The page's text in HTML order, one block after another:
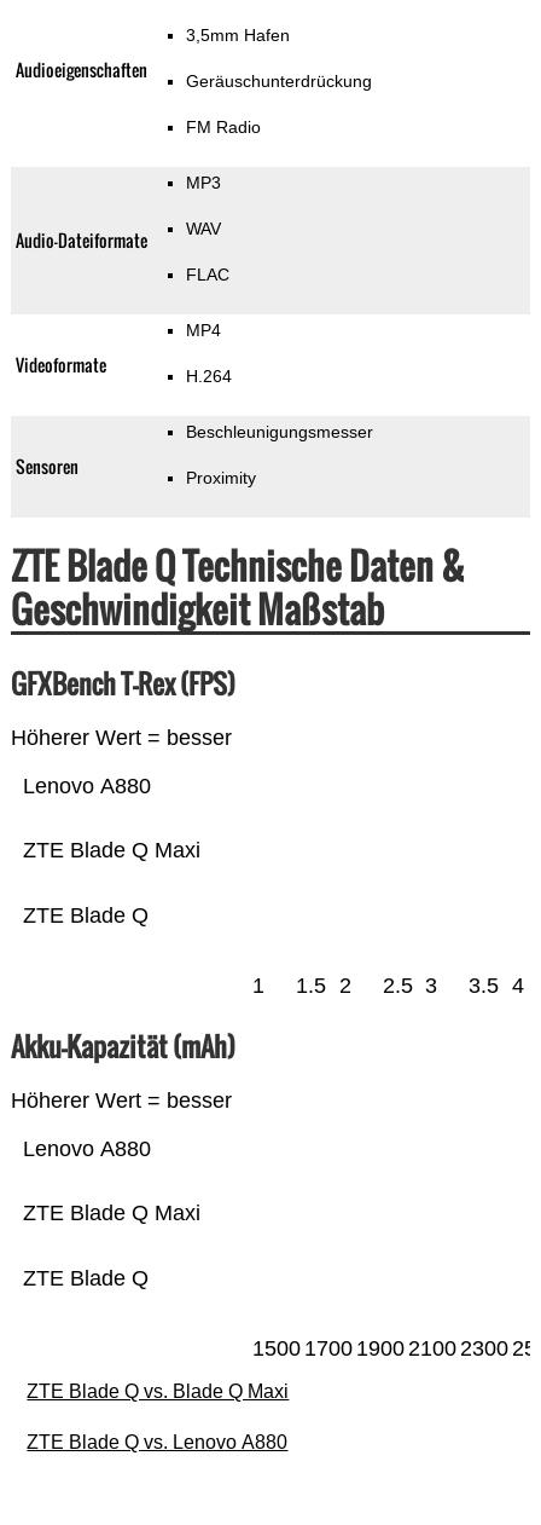
Audioeigenschaften
3,5mm Hafen
Geräuschunterdrückung
FM Radio
Audio-Dateiformate
MP3
WAV
FLAC
Videoformate
MP4
H.264
Sensoren
Beschleunigungsmesser
Proximity
ZTE Blade Q Technische Daten &
Geschwindigkeit Maßstab
GFXBench T-Rex (FPS)
Höherer Wert = besser
ZTE Blade Q
ZTE Blade Q Maxi
Lenovo A880
1 1.5 2 2.5 3 3.5 4
Akku-Kapazität (mAh)
Höherer Wert = besser
ZTE Blade Q
ZTE Blade Q Maxi
Lenovo A880
1500 1700 190021002300
ZTE Blade Q vs. Blade Q Maxi
ZTE Blade Q vs. Lenovo A880